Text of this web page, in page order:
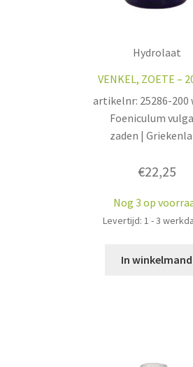
Hydrolaat
VENKEL, ZOETE –
artikelnr: 25286-200
Foeniculum
zaden |
€22,25
Nog 3 op
Levertijd: 1 - 3
In winkelmand